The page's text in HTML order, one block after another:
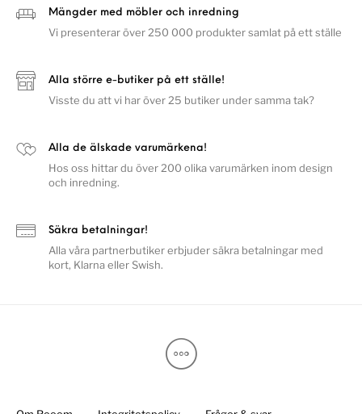
Mängder med möbler och inredning
Vi presenterar över 250 000 produkter samlat på ett ställe
Alla större e-butiker på ett ställe!
Visste du att vi har över 25 butiker under samma tak?
Alla de älskade varumärkena!
Hos oss hittar du över 200 olika varumärken inom design
och inredning.
Säkra betalningar!
Alla våra partnerbutiker erbjuder säkra betalningar med
kort, Klarna eller Swish.